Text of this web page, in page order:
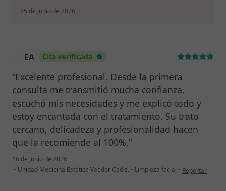
25 de junio de 2026
EA Cita verificada
“Excelente profesional. Desde la primera
consulta me transmitió mucha confianza,
escuchó mis necesidades y me explicó todo y
estoy encantada con el tratamiento. Su trato
cercano, delicadeza y profesionalidad hacen
que la recomiende al 100%.”
16 de junio de 2026
• Unidad Medicina Estética Veedor Cádiz. • Limpieza facial • en opinión del
Reportar